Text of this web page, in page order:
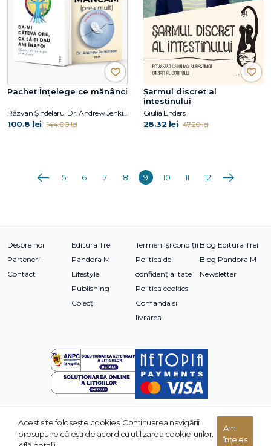
Pachet Înțelege ce mănânci
Răzvan Șindelaru, Dr. Andrew Jenkinson
100.8 lei 144.00 lei
Șarmul discret al
intestinului
Giulia Enders
28.32 lei 47.20 lei
Anterioara
5 6 7 8 9 10 11 12 Următoarea
Despre noi
Parteneri
Contact
Editura Trei
Pandora M
Lifestyle
Publishing
Colecții
Termeni și condiții
Politica de
confidențialitate
Politica cookies
Comanda si
livrarea
Blog Editura Trei
Blog Pandora M
Newsletter
© 2026 Grupul Editorial TREI. Toate drepturile rezervate.
Acest site foloseşte cookies. Continuarea navigării
presupune că eşti de acord cu utilizarea cookie-urilor.
Am
înțeles